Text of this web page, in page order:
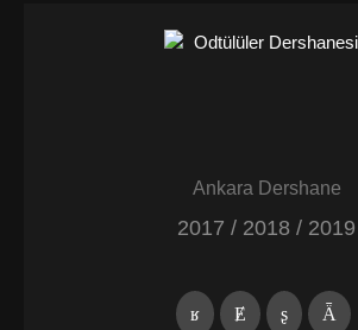
Ankara Dershane
2017 / 2018 / 2019